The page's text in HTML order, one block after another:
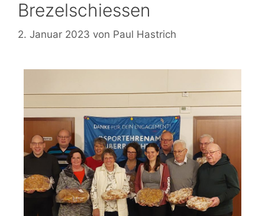
Brezelschiessen
2. Januar 2023 von Paul Hastrich